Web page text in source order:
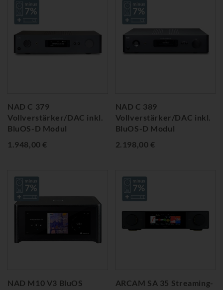
NAD C 379
Vollverstärker/DAC inkl.
BluOS-D Modul
1.948,00 €
NAD C 389
Vollverstärker/DAC inkl.
BluOS-D Modul
2.198,00 €
NAD M10 V3 BluOS
ARCAM SA 35 Streaming-